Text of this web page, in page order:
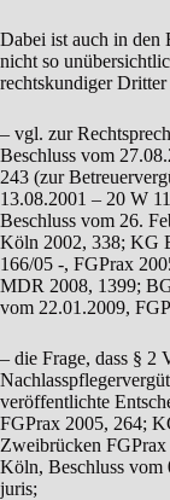
Dabei ist auch in den
nicht so
rechtskundiger
– vgl. zur
Beschluss vom
243 (zur
13.08.2001 – 20 W
Beschluss vom 26.
Köln 2002, 338; KG
166/05 -, FGPrax
MDR 2008, 1399;
vom 22.01.2009,
– die Frage, dass §
veröffentlichte
FGPrax 2005, 264;
Zweibrücken
Köln, Beschluss vom
juris;